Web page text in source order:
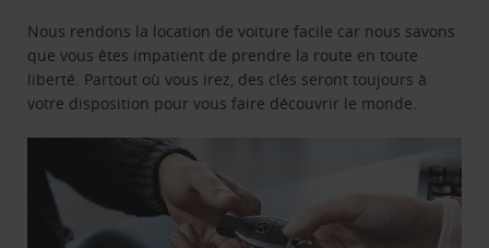
Nous rendons la location de voiture facile car nous savons
que vous êtes impatient de prendre la route en toute
liberté. Partout où vous irez, des clés seront toujours à
votre disposition pour vous faire découvrir le monde.